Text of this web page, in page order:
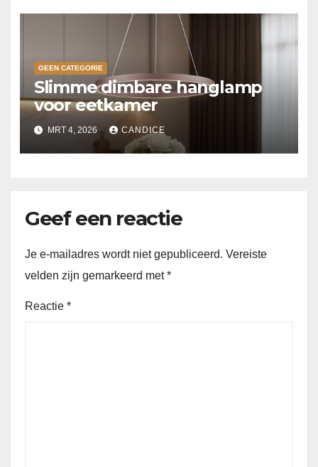
GEEN CATEGORIE
Slimme dimbare hanglamp
voor eetkamer
MRT 4, 2026 CANDICE
Geef een reactie
Je e-mailadres wordt niet gepubliceerd. Vereiste
velden zijn gemarkeerd met*
Reactie *